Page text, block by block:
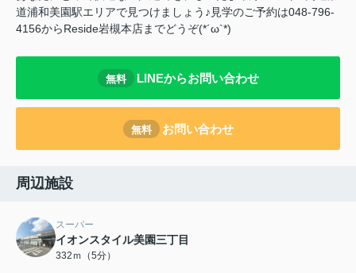
道浦和美園駅エリアで見つけましょう♪見学のご予約は048-796-
4156からReside岩槻本店までどうぞ(*´ω`*)
無料 LINEからお問い合わせ
無料 お問い合わせ
周辺施設
スーパー
イオンスタイル美園三丁目
332ｍ（5分）